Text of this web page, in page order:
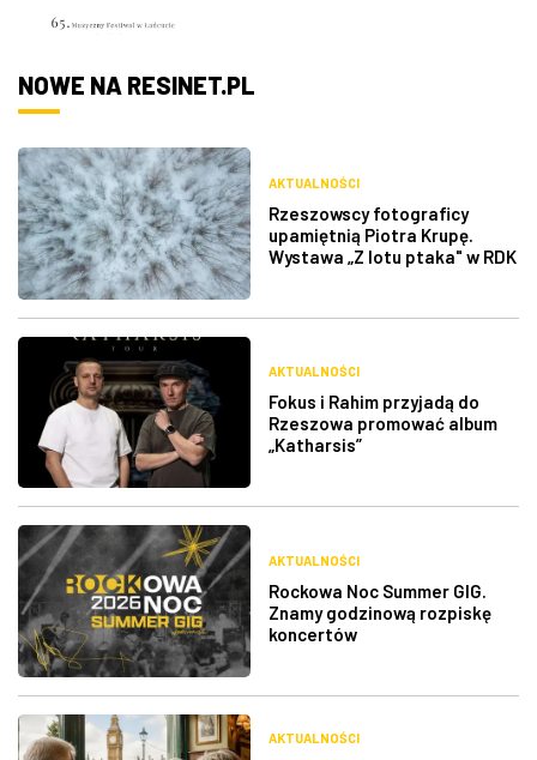
NOWE NA RESINET.PL
AKTUALNOŚCI
Rzeszowscy fotograficy
upamiętnią Piotra Krupę.
Wystawa „Z lotu ptaka" w RDK
AKTUALNOŚCI
Fokus i Rahim przyjadą do
Rzeszowa promować album
„Katharsis”
AKTUALNOŚCI
Rockowa Noc Summer GIG.
Znamy godzinową rozpiskę
koncertów
AKTUALNOŚCI